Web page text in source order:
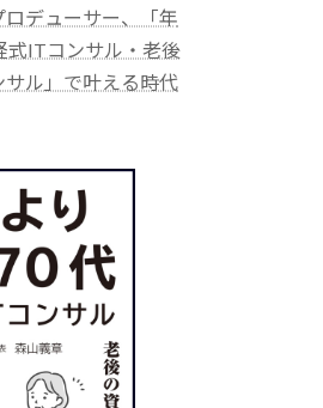
デューサー、「年
式ITコンサル・老後
ル」で叶える時代